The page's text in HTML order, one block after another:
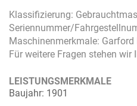
Klassifizierung:
Seriennummer/
Maschinenmerkmale:
Für weitere Fragen stehen wir
LEISTUNGSMERKMALE
Baujahr: 1901